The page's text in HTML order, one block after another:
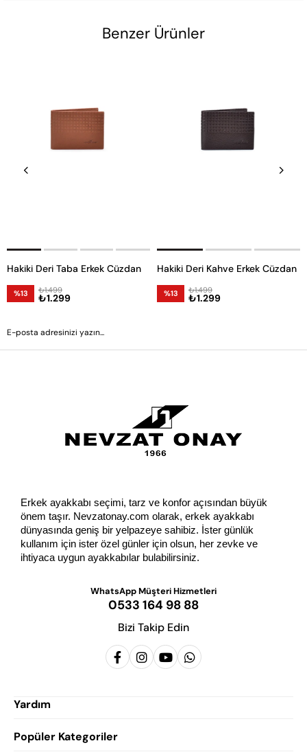
Benzer Ürünler
Hakiki Deri Taba Erkek Cüzdan
%13 ₺1.299
₺1.499
Hakiki Deri Kahve Erkek Cüzdan
%13 ₺1.299
₺1.499
Erkek ayakkabı seçimi, tarz ve konfor açısından büyük
önem taşır. Nevzatonay.com olarak, erkek ayakkabı
dünyasında geniş bir yelpazeye sahibiz. İster günlük
kullanım için ister özel günler için olsun, her zevke ve
ihtiyaca uygun ayakkabılar bulabilirsiniz.
WhatsApp Müşteri Hizmetleri
0533 164 98 88
Bizi Takip Edin
Yardım
Popüler Kategoriler